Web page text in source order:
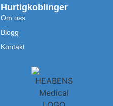
Hurtigkoblinger
Om oss
Blogg
Kontakt